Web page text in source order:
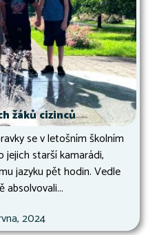
žáků cizinců
se v letošním školním
jejich starší kamarádi,
jazyku pět hodin. Vedle
absolvovali...
2024